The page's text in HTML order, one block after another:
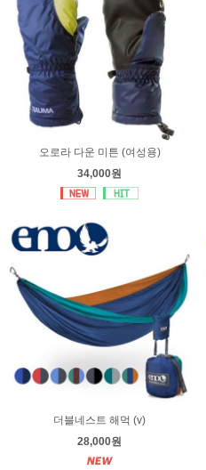
오로라 다운 미튼 (여성용)
34,000원
더블네스트 해먹 (v)
28,000원